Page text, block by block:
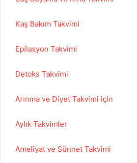
Kaş Bakım Takvimi
Epilasyon Takvimi
Detoks Takvimi
Arınma ve Diyet Takvimi için
Aylık Takvimler
Ameliyat ve Sünnet Takvimi